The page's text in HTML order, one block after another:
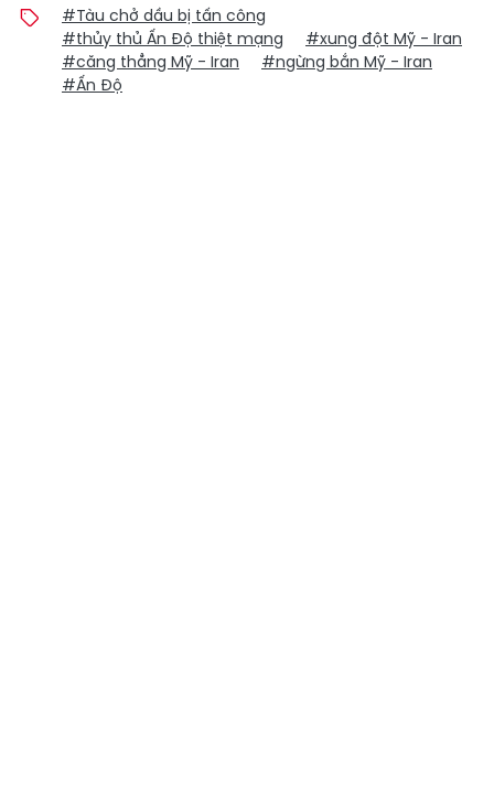
#Tàu chở dầu bị tấn công
#thủy thủ Ấn Độ thiệt mạng
#xung đột Mỹ - Iran
#căng thẳng Mỹ - Iran
#ngừng bắn Mỹ - Iran
#Ấn Độ